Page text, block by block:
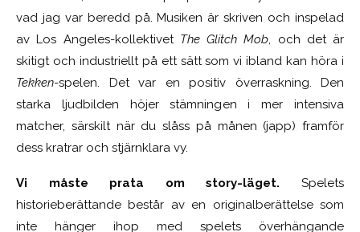
vad jag var beredd på. Musiken är skriven och inspelad
av Los Angeles-kollektivet The Glitch Mob, och det är
skitigt och industriellt på ett sätt som vi ibland kan höra i
Tekken-spelen. Det var en positiv överraskning. Den
starka ljudbilden höjer stämningen i mer intensiva
matcher, särskilt när du slåss på månen (japp) framför
dess kratrar och stjärnklara vy.
Vi måste prata om story-läget. Spelets
historieberättande består av en originalberättelse som
inte hänger ihop med spelets överhängande